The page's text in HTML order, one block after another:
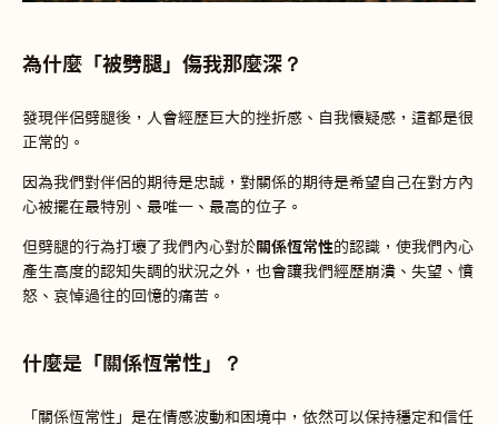
為什麼「被劈腿」傷我那麼深？
發現伴侶劈腿後，人會經歷巨大的挫折感、自我懷疑感，這都是很
正常的。
因為我們對伴侶的期待是忠誠，對關係的期待是希望自己在對方內
心被擺在最特別、最唯一、最高的位子。
但劈腿的行為打壞了我們內心對於關係恆常性 的認識，使我們內心
產生高度的認知失調的狀況之外，也會讓我們經歷崩潰、失望、憤
怒、哀悼過往的回憶的痛苦。
什麼是「關係恆常性」？
「關係恆常性」是在情感波動和困境中，依然可以保持穩定和信任